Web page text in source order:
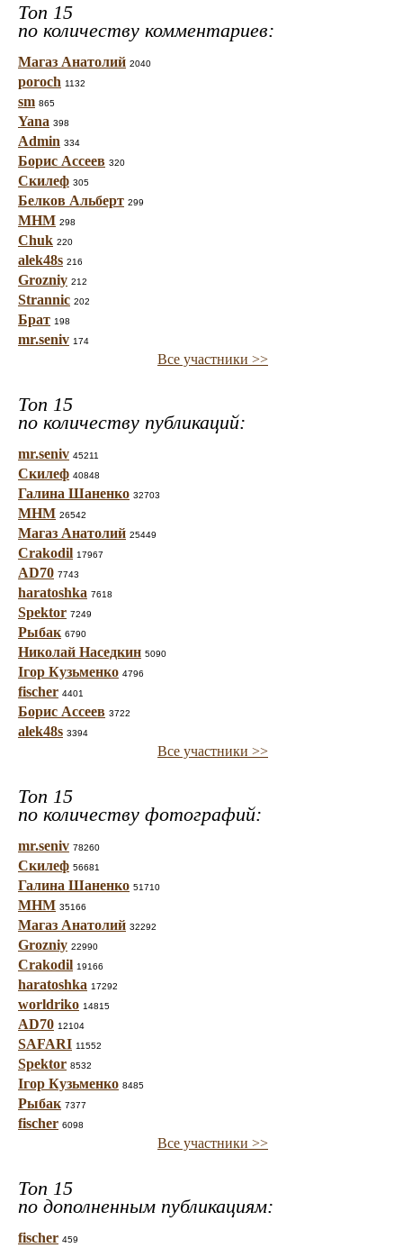
Топ 15
по количеству комментариев:
Магаз Анатолий 2040
poroch 1132
sm 865
Yana 398
Admin 334
Борис Ассеев 320
Скилеф 305
Белков Альберт 299
МНМ 298
Chuk 220
alek48s 216
Grozniy 212
Strannic 202
Брат 198
mr.seniv 174
Все участники >>
Топ 15
по количеству публикаций:
mr.seniv 45211
Скилеф 40848
Галина Шаненко 32703
МНМ 26542
Магаз Анатолий 25449
Crakodil 17967
AD70 7743
haratoshka 7618
Spektor 7249
Рыбак 6790
Николай Наседкин 5090
Ігор Кузьменко 4796
fischer 4401
Борис Ассеев 3722
alek48s 3394
Все участники >>
Топ 15
по количеству фотографий:
mr.seniv 78260
Скилеф 56681
Галина Шаненко 51710
МНМ 35166
Магаз Анатолий 32292
Grozniy 22990
Crakodil 19166
haratoshka 17292
worldriko 14815
AD70 12104
SAFARI 11552
Spektor 8532
Ігор Кузьменко 8485
Рыбак 7377
fischer 6098
Все участники >>
Топ 15
по дополненным публикациям:
fischer 459